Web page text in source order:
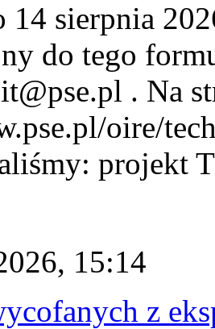
14 sierpnia
do tego
. Na
oire/
projekt
15:14
z